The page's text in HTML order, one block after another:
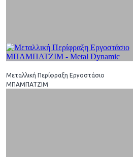
Μεταλλική Περίφραξη Εργοστάσιο
ΜΠΑΜΠΑΤΖΙΜ